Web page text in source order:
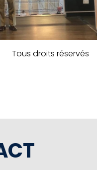
Tous droits réservés